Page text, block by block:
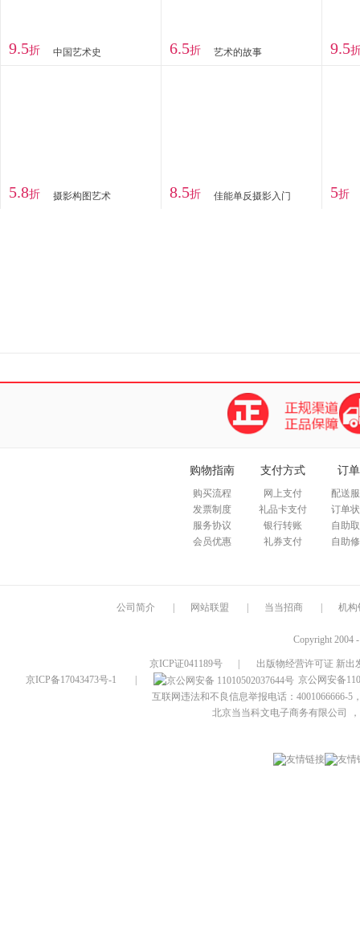
中国艺术史
9.5折 艺术的故事
6.5折 9.5
摄影构图艺术
5.8折 佳能单反摄影入门
8.5折 5折
购物指南
购买流程
发票制度
服务协议
会员优惠
支付方式
网上支付
礼品卡支付
银行转账
礼券支付
订
配送
订单
自助
自助
公司简介 网站联盟 当当招商 机构
Copyright 2004
京ICP证041189号
出版物经营许可证 新出
京ICP备17043473号-1
京公网安备
互联网违法和不良信息举报电话：4001066666-5
北京当当科文电子商务有限公司